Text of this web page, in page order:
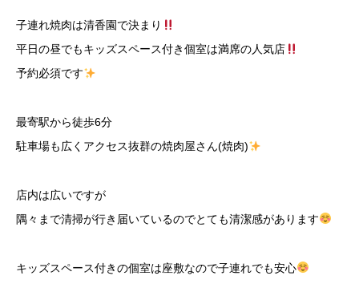
子連れ焼肉は清香園で決まり
平日の昼でもキッズスペース付き個室は満席の人気店
予約必須です
最寄駅から徒歩6分
駐車場も広くアクセス抜群の焼肉屋さん(焼肉)
店内は広いですが
隅々まで清掃が行き届いているのでとても清潔感があります
キッズスペース付きの個室は座敷なので子連れでも安心